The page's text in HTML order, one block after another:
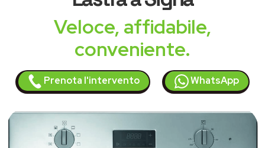
Veloce, affidabile,
conveniente.
Prenota l'intervento WhatsApp